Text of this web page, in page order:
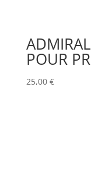
POUR
25,00 €